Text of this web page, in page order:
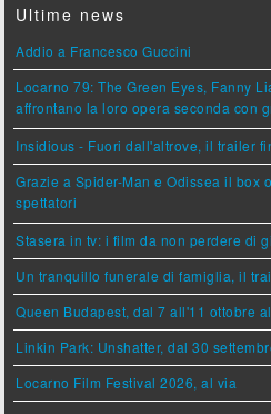
Ultime news
Addio a Francesco Guccini
Locarno 79: The Green Eyes, Fanny
affrontano la loro opera seconda con
Insidious - Fuori dall'altrove, il trailer
Grazie a Spider-Man e Odissea il box
spettatori
Stasera in tv: i film da non perdere di
Un tranquillo funerale di famiglia, il
Queen Budapest, dal 7 all'11 ottobre
Linkin Park: Unshatter, dal 30
Locarno Film Festival 2026, al via